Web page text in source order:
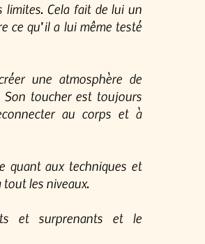
limites. Cela fait de lui un
ce qu’il a lui même testé
une atmosphère de
toucher est toujours
au corps et à
quant aux techniques et
les niveaux.
et surprenants et le